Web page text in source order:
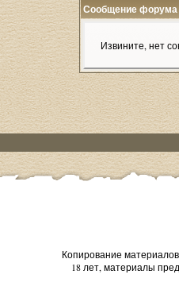
Сообщение форума
Извините, нет
Копирование
18 лет, материалы